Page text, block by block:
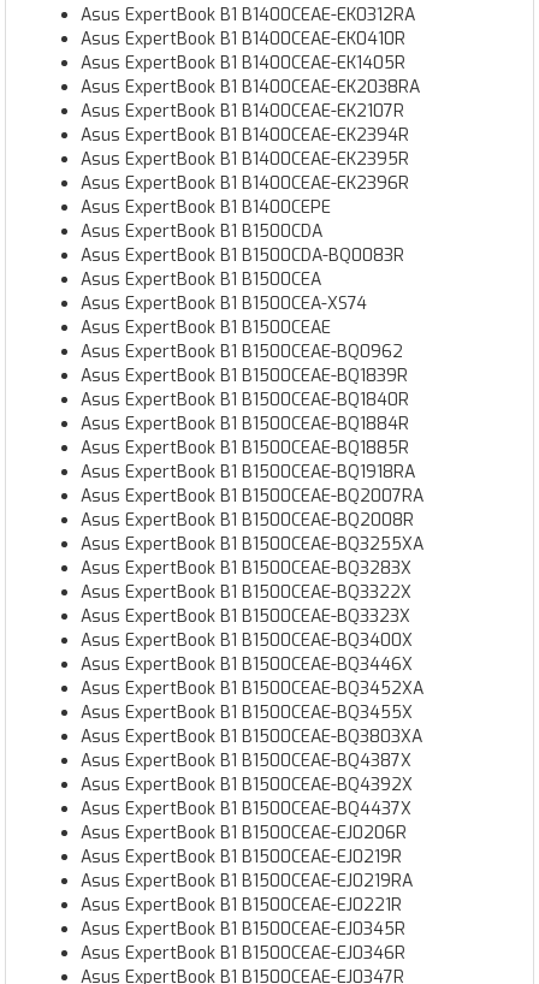
Asus ExpertBook B1 B1400CEAE-EK0312RA
Asus ExpertBook B1 B1400CEAE-EK0410R
Asus ExpertBook B1 B1400CEAE-EK1405R
Asus ExpertBook B1 B1400CEAE-EK2038RA
Asus ExpertBook B1 B1400CEAE-EK2107R
Asus ExpertBook B1 B1400CEAE-EK2394R
Asus ExpertBook B1 B1400CEAE-EK2395R
Asus ExpertBook B1 B1400CEAE-EK2396R
Asus ExpertBook B1 B1400CEPE
Asus ExpertBook B1 B1500CDA
Asus ExpertBook B1 B1500CDA-BQ0083R
Asus ExpertBook B1 B1500CEA
Asus ExpertBook B1 B1500CEA-XS74
Asus ExpertBook B1 B1500CEAE
Asus ExpertBook B1 B1500CEAE-BQ0962
Asus ExpertBook B1 B1500CEAE-BQ1839R
Asus ExpertBook B1 B1500CEAE-BQ1840R
Asus ExpertBook B1 B1500CEAE-BQ1884R
Asus ExpertBook B1 B1500CEAE-BQ1885R
Asus ExpertBook B1 B1500CEAE-BQ1918RA
Asus ExpertBook B1 B1500CEAE-BQ2007RA
Asus ExpertBook B1 B1500CEAE-BQ2008R
Asus ExpertBook B1 B1500CEAE-BQ3255XA
Asus ExpertBook B1 B1500CEAE-BQ3283X
Asus ExpertBook B1 B1500CEAE-BQ3322X
Asus ExpertBook B1 B1500CEAE-BQ3323X
Asus ExpertBook B1 B1500CEAE-BQ3400X
Asus ExpertBook B1 B1500CEAE-BQ3446X
Asus ExpertBook B1 B1500CEAE-BQ3452XA
Asus ExpertBook B1 B1500CEAE-BQ3455X
Asus ExpertBook B1 B1500CEAE-BQ3803XA
Asus ExpertBook B1 B1500CEAE-BQ4387X
Asus ExpertBook B1 B1500CEAE-BQ4392X
Asus ExpertBook B1 B1500CEAE-BQ4437X
Asus ExpertBook B1 B1500CEAE-EJ0206R
Asus ExpertBook B1 B1500CEAE-EJ0219R
Asus ExpertBook B1 B1500CEAE-EJ0219RA
Asus ExpertBook B1 B1500CEAE-EJ0221R
Asus ExpertBook B1 B1500CEAE-EJ0345R
Asus ExpertBook B1 B1500CEAE-EJ0346R
Asus ExpertBook B1 B1500CEAE-EJ0347R